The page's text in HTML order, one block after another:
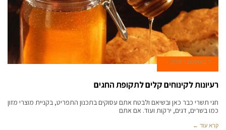
7 באוקטובר 2019
רעיונות לקינוחים קלים לתקופת החגים
חגי תשרי כבר כאן ובשיאם ולבטח אתם עסוקים בתכנון התפריט, בקניית מוצרי מזון
כמו בשרים, דגים, ירקות ועוד. אם אתם
קרא עוד ←